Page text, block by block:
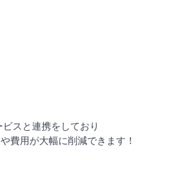
スと連携をしており
費用が大幅に削減できます！